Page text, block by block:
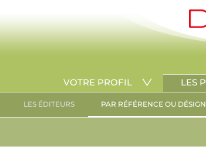
VOTRE PROFIL LES
LES ÉDITEURS PAR RÉFÉRENCE OU